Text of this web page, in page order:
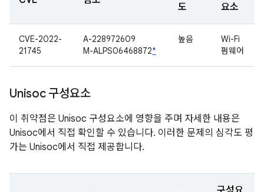
도
요소
CVE-2022-
21745
A-228972609
M-ALPS06468872*
높음
Wi-Fi
펌웨어
Unisoc 구성요소
이 취약점은 Unisoc 구성요소에 영향을 주며 자세한 내용은
Unisoc에서 직접 확인할 수 있습니다. 이러한 문제의 심각도 평
가는 Unisoc에서 직접 제공합니다.